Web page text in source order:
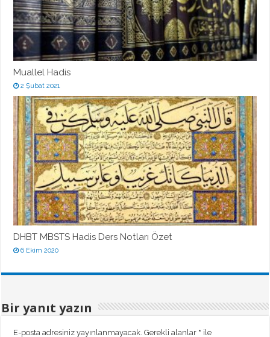
Muallel Hadis
2 Şubat 2021
DHBT MBSTS Hadis Ders Notları Özet
6 Ekim 2020
Bir yanıt yazın
E-posta adresiniz yayınlanmayacak. Gerekli alanlar * ile